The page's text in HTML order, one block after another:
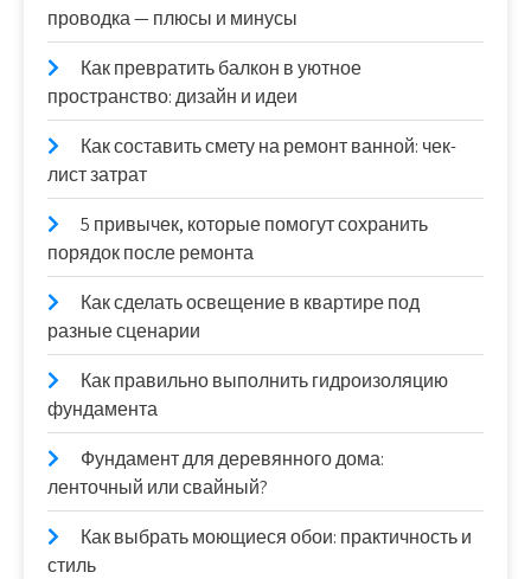
проводка — плюсы и минусы
Как превратить балкон в уютное
пространство: дизайн и идеи
Как составить смету на ремонт ванной: чек-
лист затрат
5 привычек, которые помогут сохранить
порядок после ремонта
Как сделать освещение в квартире под
разные сценарии
Как правильно выполнить гидроизоляцию
фундамента
Фундамент для деревянного дома:
ленточный или свайный?
Как выбрать моющиеся обои: практичность и
стиль